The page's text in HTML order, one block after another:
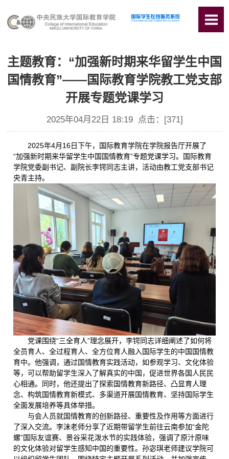
主题教育：“加强新时期来华留学生中国
国情教育”——国际教育学院教工党支部
开展专题党课学习
2025年04月22日 18:19 点击：[371]
2025年4月16日下午，国际教育学院在学院报告厅开展了
“加强新时期来华留学生中国国情教育”专题党课学习。国际教育
学院党委副书记、副院长李锷同志主讲，活动由教工党支部书记
央青主持。
党课围绕“三全育人”理念展开，李锷同志详细阐述了如何将
全员育人、全过程育人、全方位育人融入国际学生的中国国情教
育中。他强调，通过国情教育实践活动，如参观学习、文化体验
等，可以帮助留学生深入了解真实的中国，促进世界各国人民民
心相通。同时，他还提出了探索国情教育新路径、凸显育人理
念、构筑国情教育新模式、多渠道开展国情教育、坚持国际学生
全面发展培养等具体举措。
与会人员就国情教育的创新路径、重要性及作用等方面进行
了深入交流。李沫老师分享了近期带留学生前往云南参加“金陀
螺”国际友谊赛、景谷采花泼水节的实践体验，强调了原汁原味
的文化体验对留学生感知中国的重要性。孙宓琪老师建议学院可